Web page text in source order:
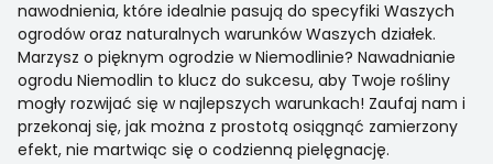
nawodnienia, które idealnie pasują do specyfiki Waszych
ogrodów oraz naturalnych warunków Waszych działek.
Marzysz o pięknym ogrodzie w Niemodlinie? Nawadnianie
ogrodu Niemodlin to klucz do sukcesu, aby Twoje rośliny
mogły rozwijać się w najlepszych warunkach! Zaufaj nam i
przekonaj się, jak można z prostotą osiągnąć zamierzony
efekt, nie martwiąc się o codzienną pielęgnację.